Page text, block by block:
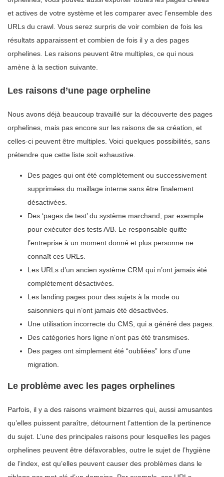
et actives de votre système et les comparer avec l’ensemble des
URLs du crawl. Vous serez surpris de voir combien de fois les
résultats apparaissent et combien de fois il y a des pages
orphelines. Les raisons peuvent être multiples, ce qui nous
amène à la section suivante.
Les raisons d’une page orpheline
Nous avons déjà beaucoup travaillé sur la découverte des pages
orphelines, mais pas encore sur les raisons de sa création, et
celles-ci peuvent être multiples. Voici quelques possibilités, sans
prétendre que cette liste soit exhaustive.
Des pages qui ont été complètement ou successivement
supprimées du maillage interne sans être finalement
désactivées.
Des ‘pages de test’ du système marchand, par exemple
pour exécuter des tests A/B. Le responsable quitte
l’entreprise à un moment donné et plus personne ne
connaît ces URLs.
Les URLs d’un ancien système CRM qui n’ont jamais été
complètement désactivées.
Les landing pages pour des sujets à la mode ou
saisonniers qui n’ont jamais été désactivées.
Une utilisation incorrecte du CMS, qui a généré des pages.
Des catégories hors ligne n’ont pas été transmises.
Des pages ont simplement été “oubliées” lors d’une
migration.
Le problème avec les pages orphelines
Parfois, il y a des raisons vraiment bizarres qui, aussi amusantes
qu’elles puissent paraître, détournent l’attention de la pertinence
du sujet. L’une des principales raisons pour lesquelles les pages
orphelines peuvent être défavorables, outre le sujet de l’hygiène
de l’index, est qu’elles peuvent causer des problèmes dans le